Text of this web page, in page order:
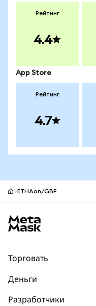
Рейтинг
4.4
App Store
Рейтинг
4.7
ETHAon/GBP
Торговать
Деньги
Разработчики